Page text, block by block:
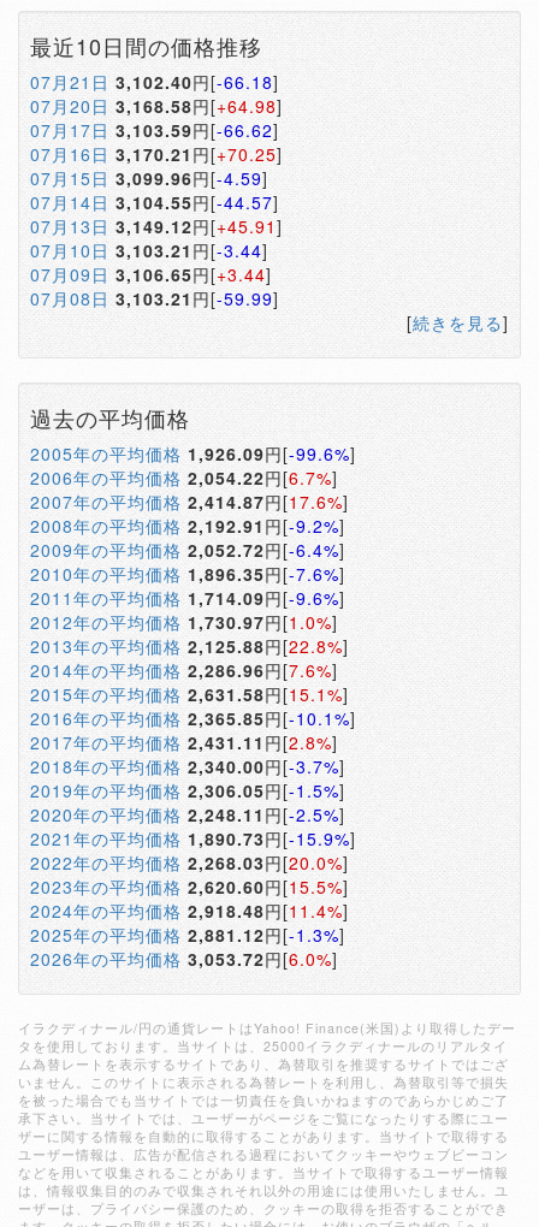
最近10日間の価格推移
07月21日 3,102.40円[-66.18]
07月20日 3,168.58円[+64.98]
07月17日 3,103.59円[-66.62]
07月16日 3,170.21 円[+70.25]
07月15日 3,099.96円[-4.59]
07月14日 3,104.55円[-44.57]
07月13日 3,149.12円[+45.91 ]
07月10日 3,103.21円[-3.44]
07月09日 3,106.65円[+3.44]
07月08日 3,103.21 円[-59.99]
[続きを見る]
過去の平均価格
2005年の平均価格 1,926.09円[-99.6%]
2006年の平均価格 2,054.22円[6.7%]
2007年の平均価格 2,414.87円[17.6%]
2008年の平均価格 2,192.91 円[-9.2%]
2009年の平均価格 2,052.72円[-6.4%]
2010年の平均価格 1,896.35円[-7.6%]
2011年の平均価格 1,714.09円[-9.6%]
2012年の平均価格 1,730.97円[1.0%]
2013年の平均価格 2,125.88円[22.8%]
2014年の平均価格 2,286.96円[7.6%]
2015年の平均価格 2,631.58円[15.1%]
2016年の平均価格 2,365.85円[-10.1%]
2017年の平均価格 2,431.11 円[2.8%]
2018年の平均価格 2,340.00円[-3.7%]
2019年の平均価格 2,306.05円[-1.5%]
2020年の平均価格 2,248.11 円[-2.5%]
2021年の平均価格 1,890.73円[-15.9%]
2022年の平均価格 2,268.03円[20.0%]
2023年の平均価格 2,620.60円[15.5%]
2024年の平均価格 2,918.48円[11.4%]
2025年の平均価格 2,881.12円[-1.3%]
2026年の平均価格 3,053.72円[6.0%]
イラクディナール/円の通貨レートはYahoo! Finance(米国)より取得したデー
タを使用しております。当サイトは、25000イラクディナールのリアルタイ
ム為替レートを表示するサイトであり、為替取引を推奨するサイトではござ
いません。このサイトに表示される為替レートを利用し、為替取引等で損失
を被った場合でも当サイトでは一切責任を負いかねますのであらかじめご了
承下さい。当サイトでは、ユーザーがページをご覧になったりする際にユー
ザーに関する情報を自動的に取得することがあります。当サイトで取得する
ユーザー情報は、広告が配信される過程においてクッキーやウェブビーコン
などを用いて収集されることがあります。当サイトで取得するユーザー情報
は、情報収集目的のみで収集されそれ以外の用途には使用いたしません。ユ
ーザーは、プライバシー保護のため、クッキーの取得を拒否することができ